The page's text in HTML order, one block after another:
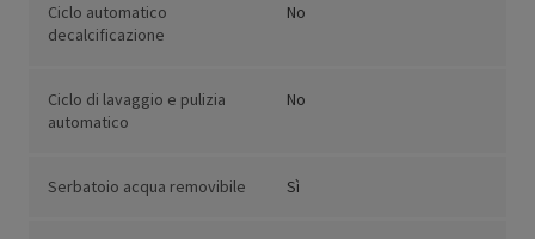
Ciclo automatico
decalcificazione
No
Ciclo di lavaggio e pulizia
automatico
No
Serbatoio acqua removibile Sì